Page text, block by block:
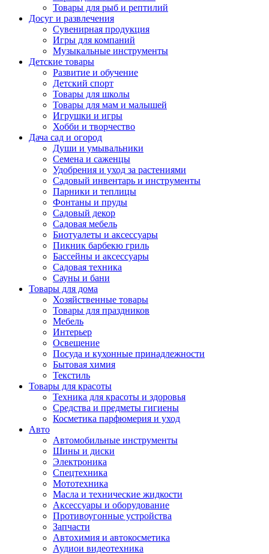
Товары для рыб и рептилий
Досуг и развлечения
Сувенирная продукция
Игры для компаний
Музыкальные инструменты
Детские товары
Развитие и обучение
Детский спорт
Товары для школы
Товары для мам и малышей
Игрушки и игры
Хобби и творчество
Дача сад и огород
Души и умывальники
Семена и саженцы
Удобрения и уход за растениями
Садовый инвентарь и инструменты
Парники и теплицы
Фонтаны и пруды
Садовый декор
Садовая мебель
Биотуалеты и аксессуары
Пикник барбекю гриль
Бассейны и аксессуары
Садовая техника
Сауны и бани
Товары для дома
Хозяйственные товары
Товары для праздников
Мебель
Интерьер
Освещение
Посуда и кухонные принадлежности
Бытовая химия
Текстиль
Товары для красоты
Техника для красоты и здоровья
Средства и предметы гигиены
Косметика парфюмерия и уход
Авто
Автомобильные инструменты
Шины и диски
Электроника
Спецтехника
Мототехника
Масла и технические жидкости
Аксессуары и оборудование
Противоугонные устройства
Запчасти
Автохимия и автокосметика
Аудиои видеотехника